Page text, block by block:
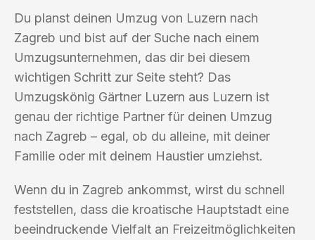
Du planst deinen Umzug von Luzern nach
Zagreb und bist auf der Suche nach einem
Umzugsunternehmen, das dir bei diesem
wichtigen Schritt zur Seite steht? Das
Umzugskönig Gärtner Luzern aus Luzern ist
genau der richtige Partner für deinen Umzug
nach Zagreb – egal, ob du alleine, mit deiner
Familie oder mit deinem Haustier umziehst.
Wenn du in Zagreb ankommst, wirst du schnell
feststellen, dass die kroatische Hauptstadt eine
beeindruckende Vielfalt an Freizeitmöglichkeiten